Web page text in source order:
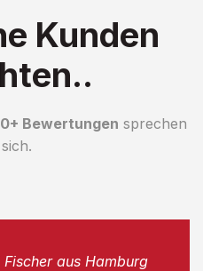
Kunden
Bewertungen sprechen
aus Hamburg